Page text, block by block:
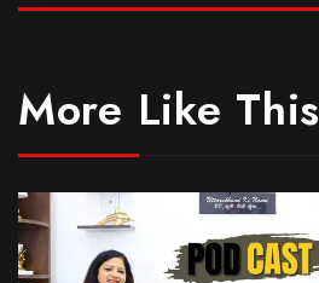
More Like This